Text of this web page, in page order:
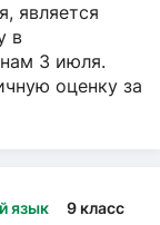
является
в
3 июля.
оценку за
язык 9 класс